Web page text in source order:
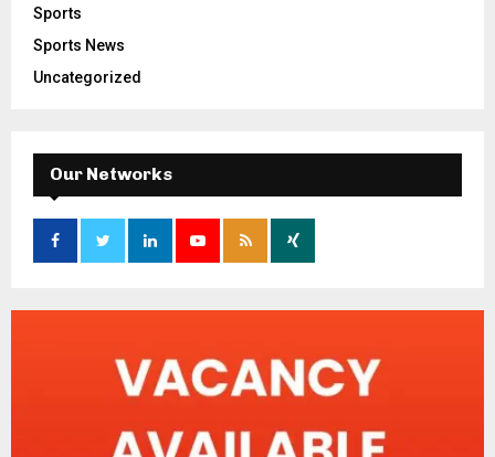
Sports
Sports News
Uncategorized
Our Networks